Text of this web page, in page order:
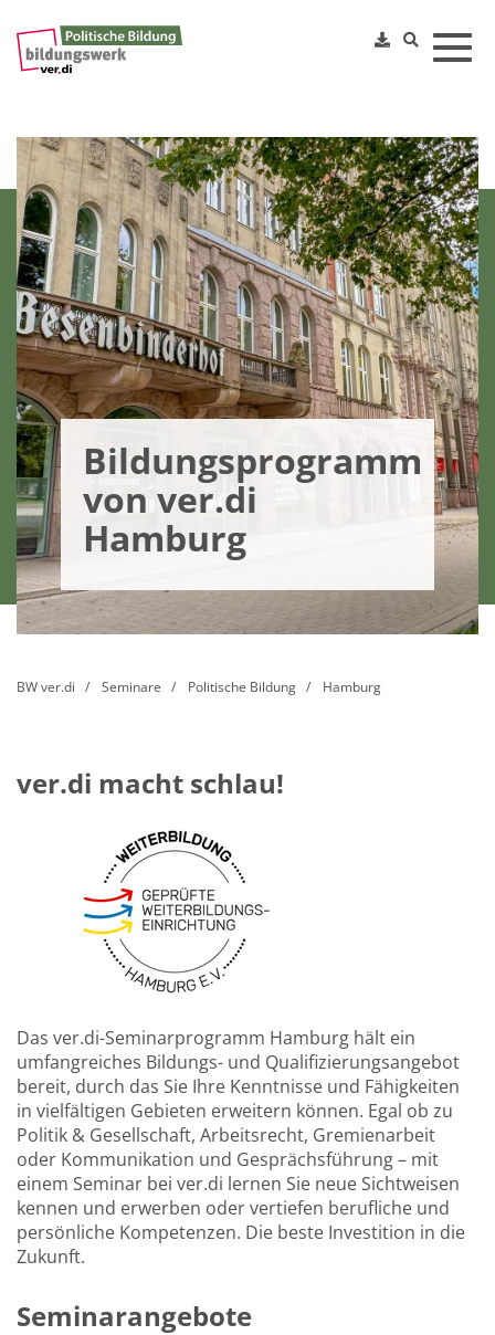
Bildungsprogramm
von ver.di
Hamburg
BW ver.di Seminare Politische Bildung Hamburg
ver.di macht schlau!
Das ver.di-Seminarprogramm Hamburg hält ein
umfangreiches Bildungs- und Qualifizierungsangebot
bereit, durch das Sie Ihre Kenntnisse und Fähigkeiten
in vielfältigen Gebieten erweitern können. Egal ob zu
Politik & Gesellschaft, Arbeitsrecht, Gremienarbeit
oder Kommunikation und Gesprächsführung – mit
einem Seminar bei ver.di lernen Sie neue Sichtweisen
kennen und erwerben oder vertiefen berufliche und
persönliche Kompetenzen. Die beste Investition in die
Zukunft.
Seminarangebote